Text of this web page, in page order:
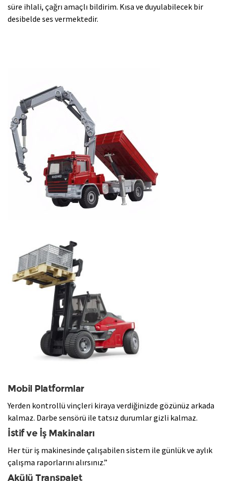
süre ihlali, çağrı amaçlı bildirim. Kısa ve duyulabilecek bir
desibelde ses vermektedir.
​Mobil Platformlar
Yerden kontrollü vinçleri kiraya verdiğinizde gözünüz arkada
kalmaz. Darbe sensörü ile tatsız durumlar gizli kalmaz.
İstif ve İş Makinaları
​Her tür iş makinesinde çalışabilen sistem ile günlük ve aylık
çalışma raporlarını alırsınız.”
Akülü Transpalet